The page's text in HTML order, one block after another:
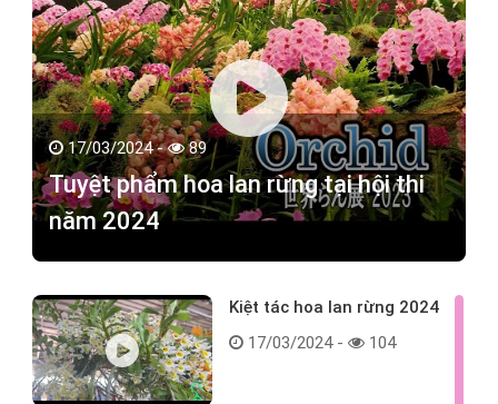
17/03/2024 - 89
Tuyệt phẩm hoa lan rừng tại hội thi
năm 2024
Kiệt tác hoa lan rừng 2024
17/03/2024 -
104